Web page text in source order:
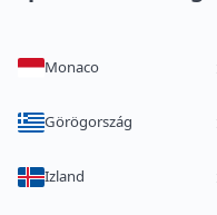
Monaco
Görögország
Izland